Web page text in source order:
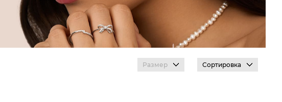
Размер Сортировка